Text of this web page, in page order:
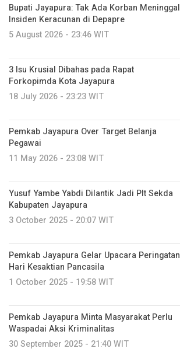
Bupati Jayapura: Tak Ada Korban Meninggal
Insiden Keracunan di Depapre
5 August 2026 - 23:46 WIT
3 Isu Krusial Dibahas pada Rapat
Forkopimda Kota Jayapura
18 July 2026 - 23:23 WIT
Pemkab Jayapura Over Target Belanja
Pegawai
11 May 2026 - 23:08 WIT
Yusuf Yambe Yabdi Dilantik Jadi Plt Sekda
Kabupaten Jayapura
3 October 2025 - 20:07 WIT
Pemkab Jayapura Gelar Upacara Peringatan
Hari Kesaktian Pancasila
1 October 2025 - 19:58 WIT
Pemkab Jayapura Minta Masyarakat Perlu
Waspadai Aksi Kriminalitas
30 September 2025 - 21:40 WIT